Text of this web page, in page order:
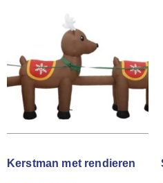
Kerstman met rendieren